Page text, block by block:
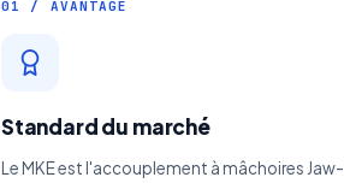
01 / AVANTAGE
Standard du marché
Le MKE est l'accouplement à mâchoires Jaw-